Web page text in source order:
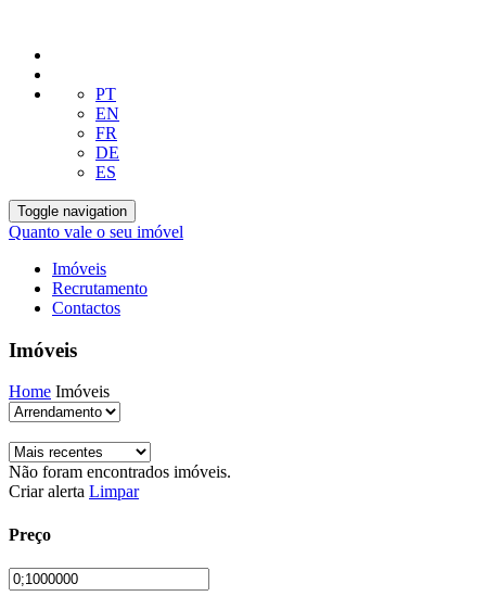
PT
EN
FR
DE
ES
Toggle navigation
Quanto vale o seu imóvel
Imóveis
Recrutamento
Contactos
Imóveis
Home Imóveis
Não foram encontrados imóveis.
Criar alerta Limpar
Preço